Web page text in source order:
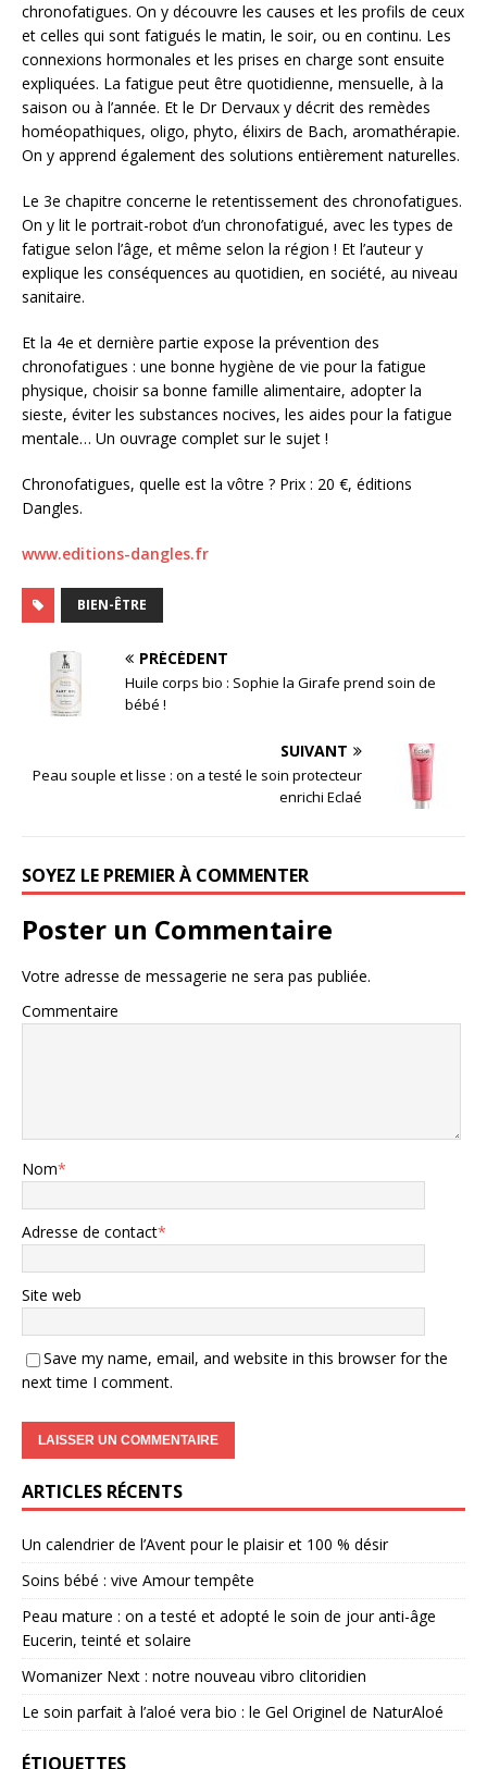
chronofatigues. On y découvre les causes et les profils de ceux
et celles qui sont fatigués le matin, le soir, ou en continu. Les
connexions hormonales et les prises en charge sont ensuite
expliquées. La fatigue peut être quotidienne, mensuelle, à la
saison ou à l’année. Et le Dr Dervaux y décrit des remèdes
homéopathiques, oligo, phyto, élixirs de Bach, aromathérapie.
On y apprend également des solutions entièrement naturelles.
Le 3e chapitre concerne le retentissement des chronofatigues.
On y lit le portrait-robot d’un chronofatigué, avec les types de
fatigue selon l’âge, et même selon la région ! Et l’auteur y
explique les conséquences au quotidien, en société, au niveau
sanitaire.
Et la 4e et dernière partie expose la prévention des
chronofatigues : une bonne hygiène de vie pour la fatigue
physique, choisir sa bonne famille alimentaire, adopter la
sieste, éviter les substances nocives, les aides pour la fatigue
mentale… Un ouvrage complet sur le sujet !
Chronofatigues, quelle est la vôtre ? Prix : 20 €, éditions
Dangles.
www.editions-dangles.fr
BIEN-ÊTRE
PRÉCÉDENT
Huile corps bio : Sophie la Girafe prend soin de
bébé !
SUIVANT
Peau souple et lisse : on a testé le soin protecteur
enrichi Eclaé
SOYEZ LE PREMIER À COMMENTER
Poster un Commentaire
Votre adresse de messagerie ne sera pas publiée.
Commentaire
Nom*
Adresse de contact*
Site web
Save my name, email, and website in this browser for the
next time I comment.
ARTICLES RÉCENTS
Un calendrier de l’Avent pour le plaisir et 100 % désir
Soins bébé : vive Amour tempête
Peau mature : on a testé et adopté le soin de jour anti-âge
Eucerin, teinté et solaire
Womanizer Next : notre nouveau vibro clitoridien
Le soin parfait à l’aloé vera bio : le Gel Originel de NaturAloé
ÉTIQUETTES